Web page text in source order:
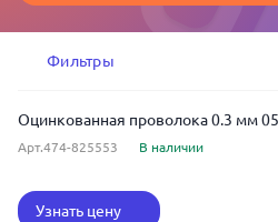
Фильтры
Оцинкованная проволока 0.3 мм
Арт.474-825553 В наличии
Узнать цену